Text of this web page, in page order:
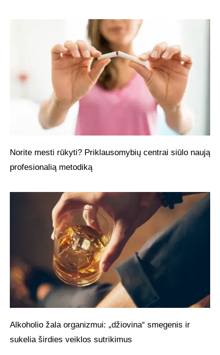
Norite mesti rūkyti? Priklausomybių centrai siūlo naują
profesionalią metodiką
Alkoholio žala organizmui: „džiovina“ smegenis ir
sukelia širdies veiklos sutrikimus